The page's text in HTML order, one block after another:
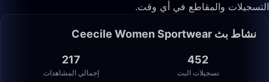
التسجيلات والمقاطع في أي وقت.
نشاط بث Ceecile Women Sportwear
452
تسجيلات البث
217
إجمالي المشاهدات